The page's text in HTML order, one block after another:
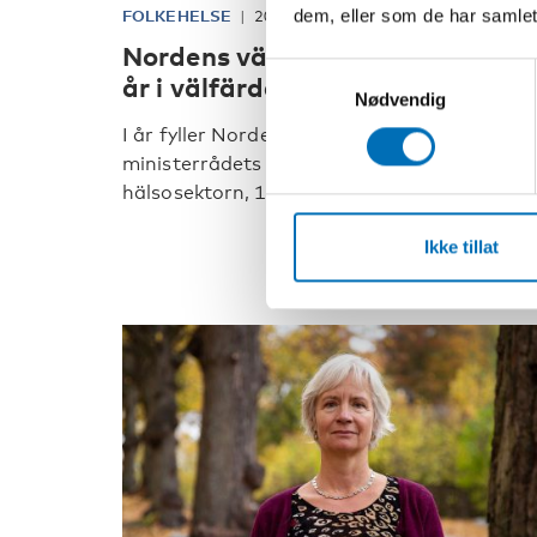
dem, eller som de har
Nødvendig
Ikke tillat
FOLKEHELSE 20 des 2019
Nordens välfärdscenter firar 10
år i välfärdens tjänst
I år fyller Nordens välfärdscenter, Nordiska
ministerrådets institution inom social- och
hälsosektorn, 10 år. - Vårt arbete går ut p